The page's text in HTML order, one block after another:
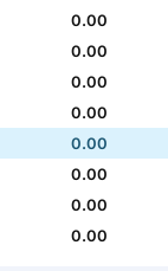
0.00
0.00
0.00
0.00
0.00
0.00
0.00
0.00